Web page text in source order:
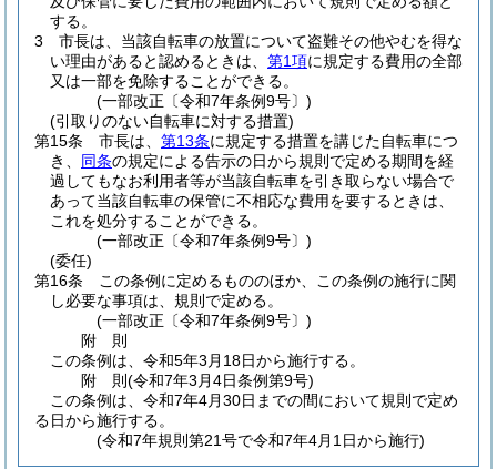
する。
3
市長は、当該自転車の放置について盗難その他やむを得な
い理由があると認めるときは、 第1項に規定する費用の全部
又は一部を免除することができる。
(一部改正〔令和7年条例9号〕)
(引取りのない自転車に対する措置)
第15条
市長は、 第13条に規定する措置を講じた自転車につ
き、 同条の規定による告示の日から規則で定める期間を経
過してもなお利用者等が当該自転車を引き取らない場合で
あって当該自転車の保管に不相応な費用を要するときは、
これを処分することができる。
(一部改正〔令和7年条例9号〕)
(委任)
第16条
この条例に定めるもののほか、この条例の施行に関
し必要な事項は、規則で定める。
(一部改正〔令和7年条例9号〕)
附 則
この条例は、令和5年3月18日から施行する。
附 則(令和7年3月4日条例第9号)
この条例は、令和7年4月30日までの間において規則で定め
る日から施行する。
(令和7年規則第21号で令和7年4月1日から施行)